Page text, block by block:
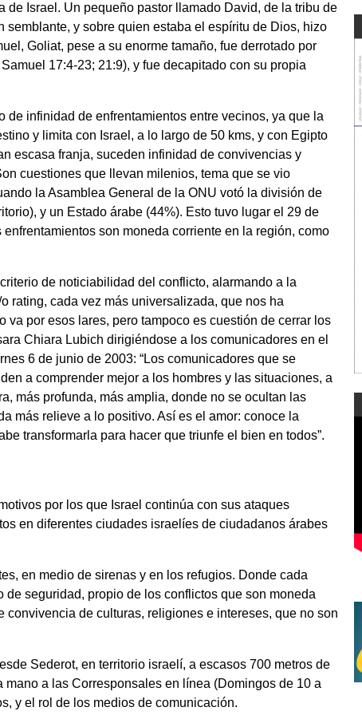
de Israel. Un pequeño pastor llamado David, de la tribu de
semblante, y sobre quien estaba el espíritu de Dios, hizo
Goliat, pese a su enorme tamaño, fue derrotado por
17:4-23; 21:9), y fue decapitado con su propia
de infinidad de enfrentamientos entre vecinos, ya que la
y limita con Israel, a lo largo de 50 kms, y con Egipto
escasa franja, suceden infinidad de convivencias y
cuestiones que llevan milenios, tema que se vio
la Asamblea General de la ONU votó la división de
y un Estado árabe (44%). Esto tuvo lugar el 29 de
son moneda corriente en la región, como
de noticiabilidad del conflicto, alarmando a la
rating, cada vez más universalizada, que nos ha
por esos lares, pero tampoco es cuestión de cerrar los
Chiara Lubich dirigiéndose a los comunicadores en el
6 de junio de 2003: “Los comunicadores que se
a comprender mejor a los hombres y las situaciones, a
más profunda, más amplia, donde no se ocultan las
más relieve a lo positivo. Así es el amor: conoce la
transformarla para hacer que triunfe el bien en todos”.
por los que Israel continúa con sus ataques
en diferentes ciudades israelíes de ciudadanos árabes
en medio de sirenas y en los refugios. Donde cada
de seguridad, propio de los conflictos que son moneda
convivencia de culturas, religiones e intereses, que no son
Sederot, en territorio israelí, a escasos 700 metros de
mano a las Corresponsales en línea (Domingos de 10 a
y el rol de los medios de comunicación.